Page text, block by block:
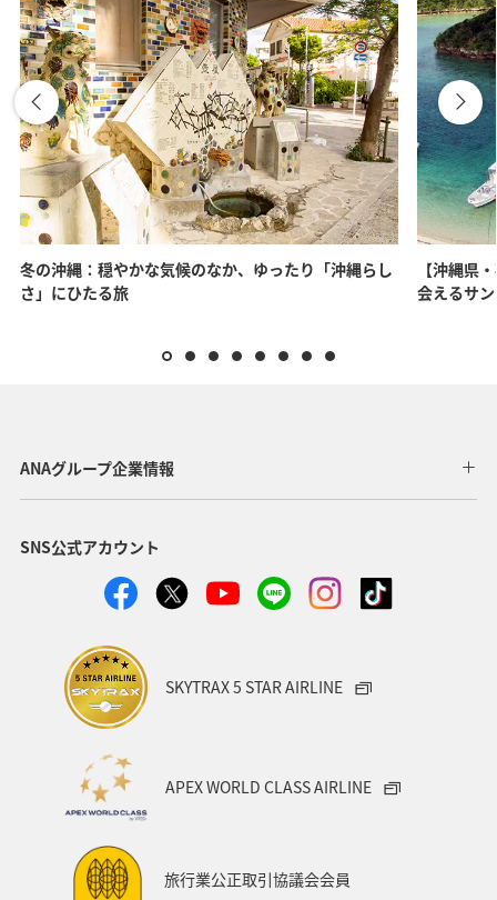
冬の沖縄：穏やかな気候のなか、ゆったり「沖縄らし
さ」にひたる旅
【沖縄県
会えるサ
ANAグループ企業情報
SNS公式アカウント
SKYTRAX 5 STAR AIRLINE
APEX WORLD CLASS AIRLINE
旅行業公正取引協議会会員